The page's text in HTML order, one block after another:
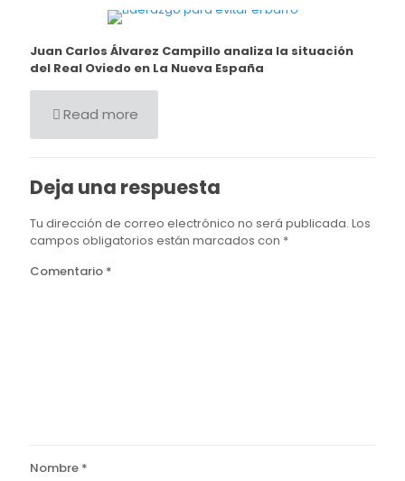
Juan Carlos Álvarez Campillo analiza la situación
del Real Oviedo en La Nueva España
Read more
Deja una respuesta
Tu dirección de correo electrónico no será publicada. Los
campos obligatorios están marcados con *
Comentario *
Nombre *